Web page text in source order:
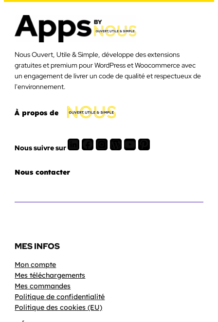
Nous Ouvert, Utile & Simple, développe des extensions
gratuites et premium pour WordPress et Woocommerce avec
un engagement de livrer un code de qualité et respectueux de
l'environnement.
À propos de
Nous suivre surLinkedIn Facebook Instagram WordPress Youtube Pinterest
Nous contacter
MES INFOS
Mon compte
Mes téléchargements
Mes commandes
Politique de confidentialité
Politique des cookies (EU)